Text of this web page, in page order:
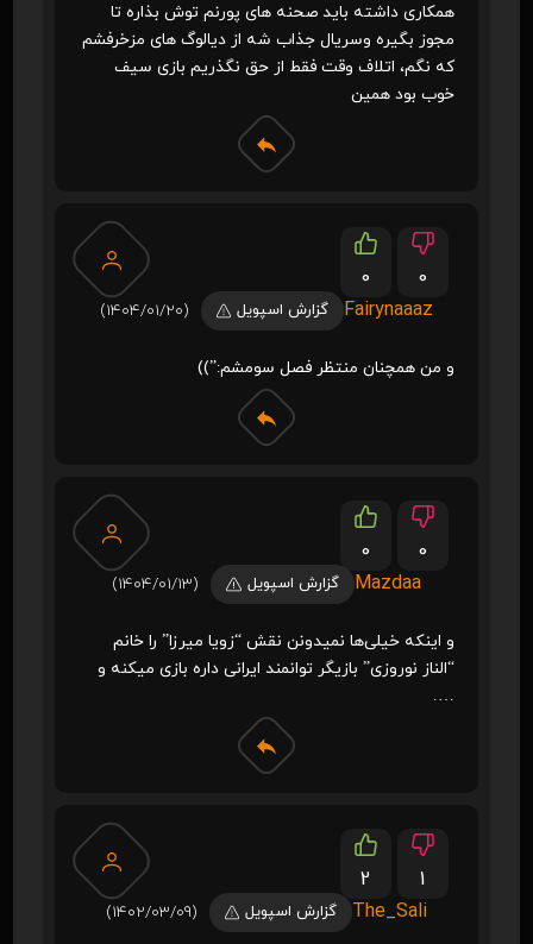
همکاری داشته باید صحنه های پورنم توش بذاره تا
مجوز بگیره وسریال جذاب شه از دیالوگ های مزخرفشم
که نگم، اتلاف وقت فقط از حق نگذریم بازی سیف
خوب بود همین
0
0
Fairynaaaz
گزارش اسپویل (1404/01/20)
و من همچنان منتظر فصل سومشم:”))
0
0
Mazdaa
گزارش اسپویل (1404/01/13)
و اینکه خیلی‌ها نمیدونن نقش “زویا میرزا” را خانم
“الناز نوروزی” بازیگر توانمند ایرانی داره بازی میکنه و
….
2
1
The_Sali
گزارش اسپویل (1402/03/09)